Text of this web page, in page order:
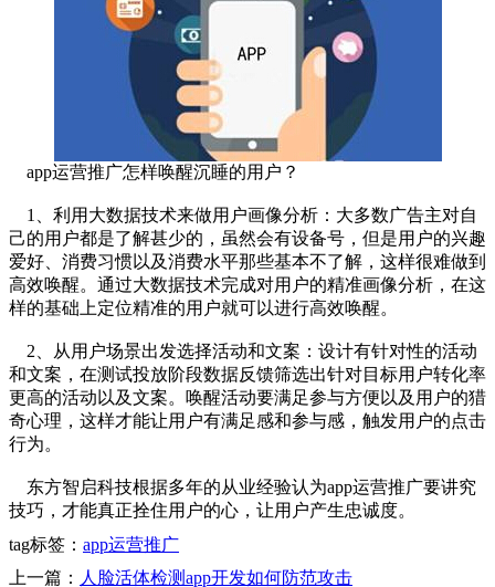
app运营推广怎样唤醒沉睡的用户？
1、利用大数据技术来做用户画像分析：大多数广告主对自
己的用户都是了解甚少的，虽然会有设备号，但是用户的兴趣
爱好、消费习惯以及消费水平那些基本不了解，这样很难做到
高效唤醒。通过大数据技术完成对用户的精准画像分析，在这
样的基础上定位精准的用户就可以进行高效唤醒。
2、从用户场景出发选择活动和文案：设计有针对性的活动
和文案，在测试投放阶段数据反馈筛选出针对目标用户转化率
更高的活动以及文案。唤醒活动要满足参与方便以及用户的猎
奇心理，这样才能让用户有满足感和参与感，触发用户的点击
行为。
东方智启科技根据多年的从业经验认为app运营推广要讲究
技巧，才能真正拴住用户的心，让用户产生忠诚度。
tag标签： app运营推广
上一篇： 人脸活体检测app开发如何防范攻击